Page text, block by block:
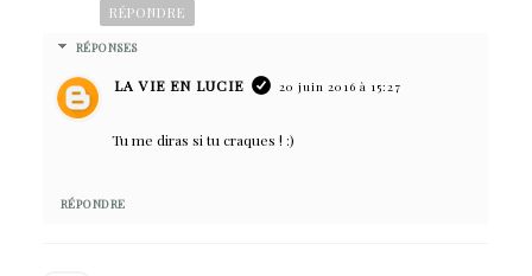
RÉPONDRE
RÉPONSES
LA VIE EN LUCIE 20 juin 2016 à 15:27
Tu me diras si tu craques ! :)
RÉPONDRE